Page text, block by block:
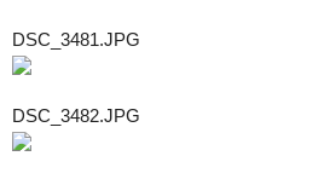
DSC_3481.JPG
DSC_3482.JPG